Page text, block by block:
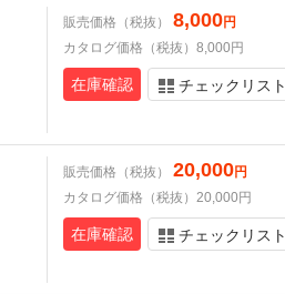
販売価格（税抜） 8,000円
カタログ価格（税抜）8,000円
在庫確認 チェックリスト
販売価格（税抜） 20,000円
カタログ価格（税抜）20,000円
在庫確認 チェックリスト